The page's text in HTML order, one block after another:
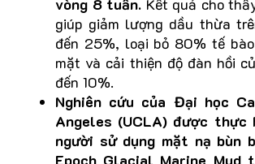
vòng 8 tuần. Kết quả cho
giúp giảm lượng dầu thừa
đến 25%, loại bỏ 80% tế
mặt và cải thiện độ đàn hồi
đến 10%.
Nghiên cứu của Đại học
Angeles (UCLA) được thực
người sử dụng mặt nạ bùn